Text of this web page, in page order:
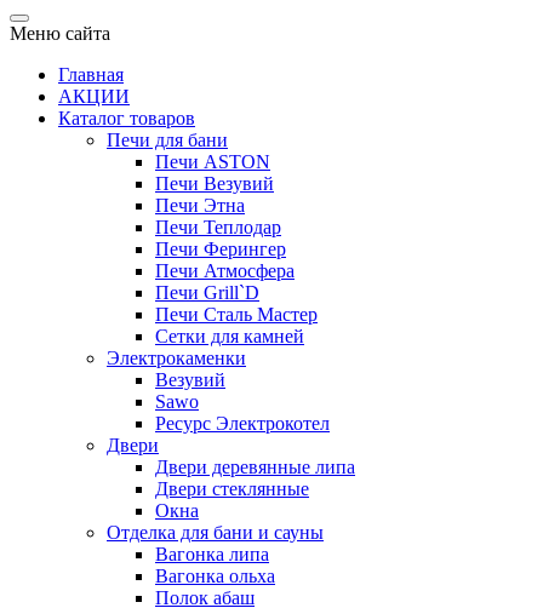
Toggle
navigation
Меню сайта
Главная
АКЦИИ
Каталог товаров
Печи для бани
Печи ASTON
Печи Везувий
Печи Этна
Печи Теплодар
Печи Ферингер
Печи Атмосфера
Печи Grill`D
Печи Сталь Мастер
Сетки для камней
Электрокаменки
Везувий
Sawo
Ресурс Электрокотел
Двери
Двери деревянные липа
Двери стеклянные
Окна
Отделка для бани и сауны
Вагонка липа
Вагонка ольха
Полок абаш